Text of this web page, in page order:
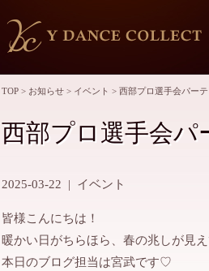
TOP > お知らせ > イベント > 西部プロ選手会パー
西部プロ選手会パ
2025-03-22 | イベント
皆様こんにちは！
暖かい日がちらほら、春の兆しが見
本日のブログ担当は宮武です♡